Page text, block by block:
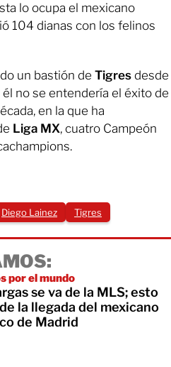
lo ocupa el mexicano
104 dianas con los felinos
un bastión de Tigres desde
no se entendería el éxito de
en la que ha
Liga MX, cuatro Campeón
Diego Lainez Tigres
por el mundo
se va de la MLS; esto
la llegada del mexicano
de Madrid